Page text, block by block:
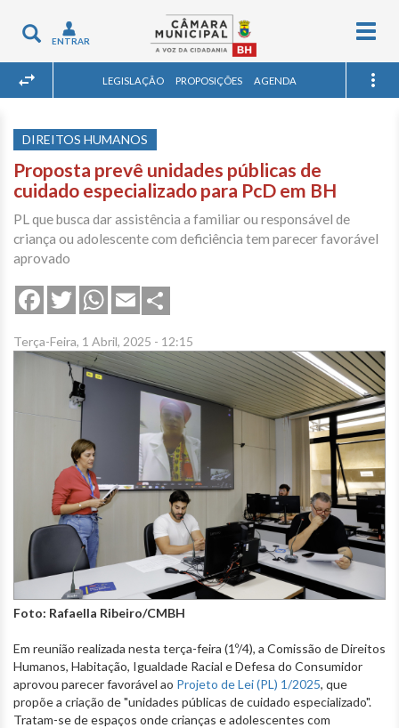
Toggle
navigation
ENTRAR
LEGISLAÇÃO PROPOSIÇÕES AGENDA
DIREITOS HUMANOS
Proposta prevê unidades públicas de
cuidado especializado para PcD em BH
PL que busca dar assistência a familiar ou responsável de
criança ou adolescente com deficiência tem parecer favorável
aprovado
FacebookTwitterWhatsApp
Email
Terça-Feira, 1 Abril, 2025 - 12:15
Foto: Rafaella Ribeiro/CMBH
Em reunião realizada nesta terça-feira (1º/4), a Comissão de Direitos
Humanos, Habitação, Igualdade Racial e Defesa do Consumidor
aprovou parecer favorável ao Projeto de Lei (PL) 1/2025, que
propõe a criação de "unidades públicas de cuidado especializado".
Tratam-se de espaços onde crianças e adolescentes com